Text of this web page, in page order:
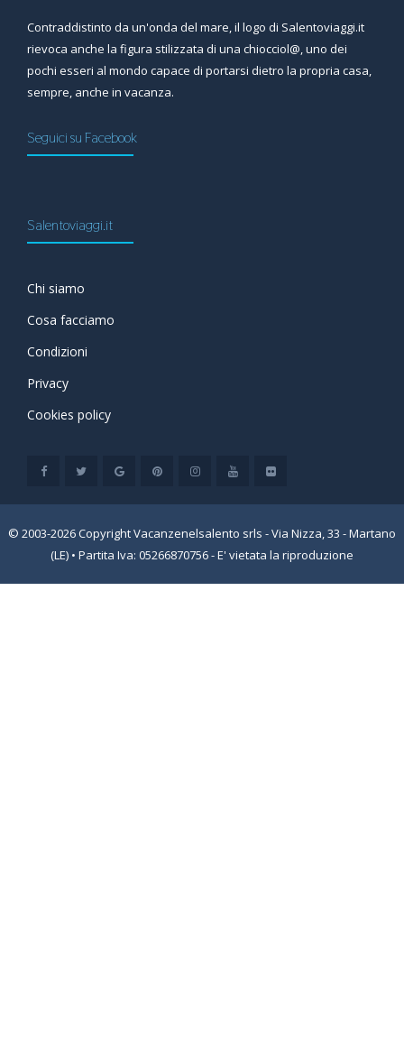
Contraddistinto da un'onda del mare, il logo di Salentoviaggi.it
rievoca anche la figura stilizzata di una chiocciol@, uno dei
pochi esseri al mondo capace di portarsi dietro la propria casa,
sempre, anche in vacanza.
Seguici su Facebook
Salentoviaggi.it
Chi siamo
Cosa facciamo
Condizioni
Privacy
Cookies policy
© 2003-2026 Copyright Vacanzenelsalento srls - Via Nizza, 33 - Martano
(LE) • Partita Iva: 05266870756 - E' vietata la riproduzione